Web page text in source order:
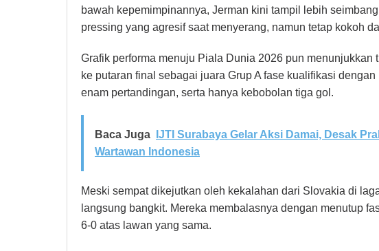
bawah kepemimpinannya, Jerman kini tampil lebih
pressing yang agresif saat menyerang, namun tetap kokoh
Grafik performa menuju Piala Dunia 2026 pun menunjukkan
ke putaran final sebagai juara Grup A fase kualifikasi
enam pertandingan, serta hanya kebobolan tiga gol.
Baca Juga
IJTI Surabaya Gelar Aksi Damai, Desak
Wartawan Indonesia
Meski sempat dikejutkan oleh kekalahan dari Slovakia di
langsung bangkit. Mereka membalasnya dengan menutup
6-0 atas lawan yang sama.